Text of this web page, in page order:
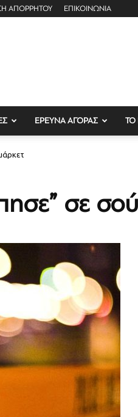
ΑΠΟΡΡΗΤΟΥ ΕΠΙΚΟΙΝΩΝΙΑ
ΕΡΕΥΝΑ ΑΓΟΡΑΣ ΤΟ
σε